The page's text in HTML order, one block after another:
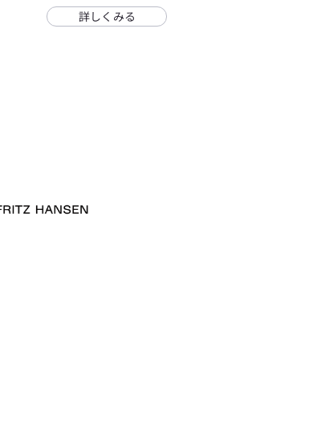
詳しくみる